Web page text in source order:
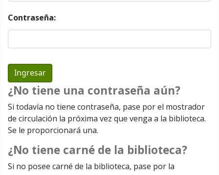
Contraseña:
¿No tiene una contraseña aún?
Si todavía no tiene contraseña, pase por el mostrador
de circulación la próxima vez que venga a la biblioteca.
Se le proporcionará una.
¿No tiene carné de la biblioteca?
Si no posee carné de la biblioteca, pase por la